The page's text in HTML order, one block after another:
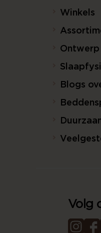
Winkels
Ontwerp
Blogs
Volg